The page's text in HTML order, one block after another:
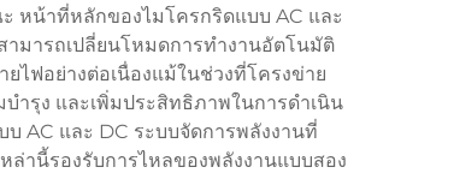
หน้าที่หลักของไมโครกริดแบบ AC และ
มารถเปลี่ยนโหมดการทำงานอัตโนมัติ
ฟอย่างต่อเนื่องแม้ในช่วงที่โครงข่าย
ำรุง และเพิ่มประสิทธิภาพในการดำเนิน
AC และ DC ระบบจัดการพลังงานที่
านี้รองรับการไหลของพลังงานแบบสอง